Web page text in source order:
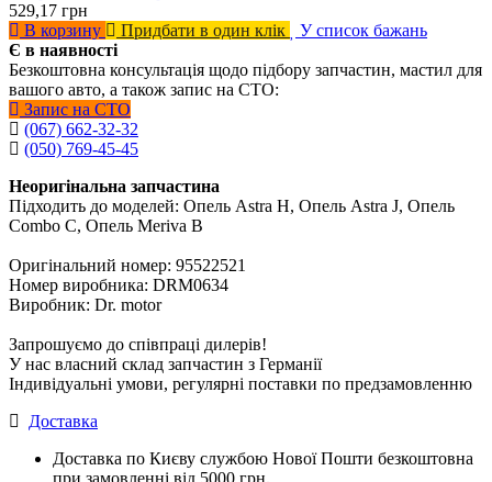
529,17 грн
В корзину
Придбати в один клік
У список бажань
Є в наявності
Безкоштовна консультація щодо підбору запчастин, мастил для
вашого авто, а також запис на СТО:
Запис на СТО
(067) 662-32-32
(050) 769-45-45
Неоригінальна запчастина
Підходить до моделей: Опель Astra H, Опель Astra J, Опель
Combo C, Опель Meriva B
Оригінальний номер: 95522521
Номер виробника: DRM0634
Виробник: Dr. motor
Запрошуємо до співпраці дилерів!
У нас власний склад запчастин з Германії
Індивідуальні умови, регулярні поставки по предзамовленню
Доставка
Доставка по Києву службою Нової Пошти безкоштовна
при замовленні від 5000 грн.